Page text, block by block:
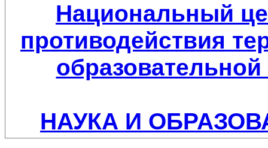
Национальный
противодействия
НАУКА И